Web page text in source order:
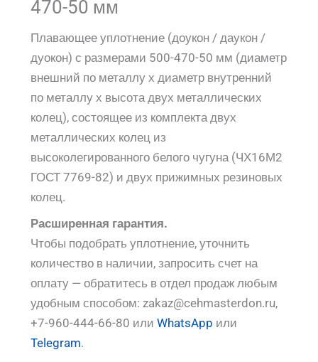
470-50 мм
Плавающее уплотнение (доукон / даукон /
дуокон) с размерами 500-470-50 мм (диаметр
внешний по металлу х диаметр внутренний
по металлу х высота двух металлических
колец), состоящее из комплекта двух
металлических колец из
высоколегированного белого чугуна (ЧХ16М2
ГОСТ 7769-82) и двух прижимных резиновых
колец.
Расширенная гарантия.
Чтобы подобрать уплотнение, уточнить
количество в наличии, запросить счет на
оплату — обратитесь в отдел продаж любым
удобным способом: zakaz@cehmasterdon.ru,
+7-960-444-66-80 илиWhatsApp или
Telegram.